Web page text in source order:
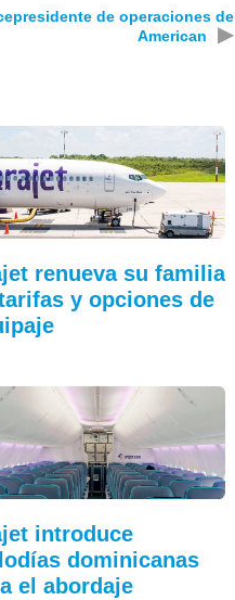
de operaciones de
American
▶
renueva su familia
y opciones de
introduce
dominicanas
el abordaje